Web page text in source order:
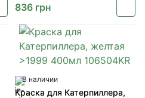
836 грн
В наличии
Краска для Катерпиллера,